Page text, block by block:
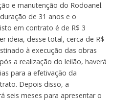
e manutenção do Rodoanel.
de 31 anos e o
em contrato é de R$ 3
ideia, desse total, cerca de R$
à execução das obras
a realização do leilão, haverá
para a efetivação da
Depois disso, a
seis meses para apresentar o